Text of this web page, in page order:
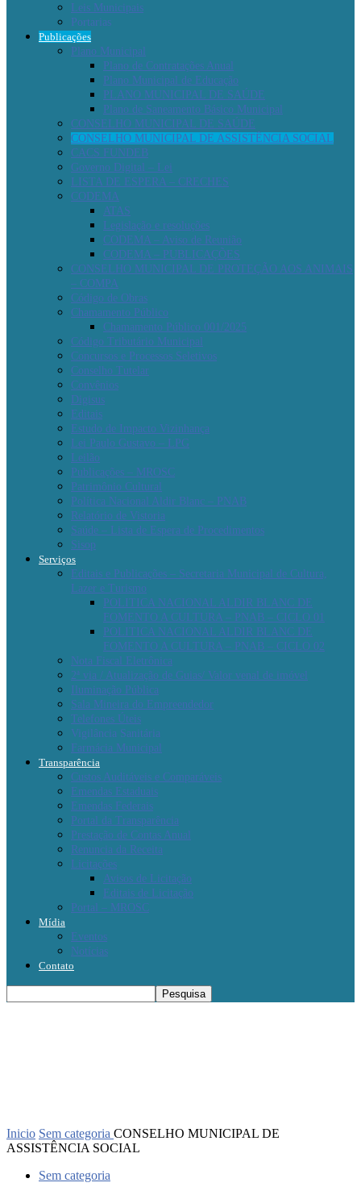
Leis Municipais
Portarias
Publicações
Plano Municipal
Plano de Contratações Anual
Plano Municipal de Educação
PLANO MUNICIPAL DE SAÚDE
Plano de Saneamento Básico Municipal
CONSELHO MUNICIPAL DE SAÚDE
CONSELHO MUNICIPAL DE ASSISTÊNCIA SOCIAL
CACS FUNDEB
Governo Digital – Lei
LISTA DE ESPERA – CRECHES
CODEMA
ATAS
Legislação e resoluções
CODEMA – Aviso de Reunião
CODEMA – PUBLICAÇÕES
CONSELHO MUNICIPAL DE PROTEÇÃO AOS ANIMAIS
– COMPA
Código de Obras
Chamamento Público
Chamamento Público 001/2025
Código Tributário Municipal
Concursos e Processos Seletivos
Conselho Tutelar
Convênios
Digisus
Editais
Estudo de Impacto Vizinhança
Lei Paulo Gustavo – LPG
Leilão
Publicações – MROSC
Patrimônio Cultural
Política Nacional Aldir Blanc – PNAB
Relatório de Vistoria
Saúde – Lista de Espera de Procedimentos
Sisop
Serviços
Editais e Publicações – Secretaria Municipal de Cultura,
Lazer e Turismo
POLITICA NACIONAL ALDIR BLANC DE
FOMENTO A CULTURA – PNAB – CICLO 01
POLITICA NACIONAL ALDIR BLANC DE
FOMENTO A CULTURA – PNAB – CICLO 02
Nota Fiscal Eletrônica
2ª via / Atualização de Guias/ Valor venal de imóvel
Iluminação Pública
Sala Mineira do Empreendedor
Telefones Úteis
Vigilância Sanitária
Farmácia Municipal
Transparência
Custos Auditáveis e Comparáveis
Emendas Estaduais
Emendas Federais
Portal da Transparência
Prestação de Contas Anual
Renuncia da Receita
Licitações
Avisos de Licitação
Editais de Licitação
Portal – MROSC
Mídia
Eventos
Notícias
Contato
Inicio Sem categoria CONSELHO MUNICIPAL DE
ASSISTÊNCIA SOCIAL
Sem categoria